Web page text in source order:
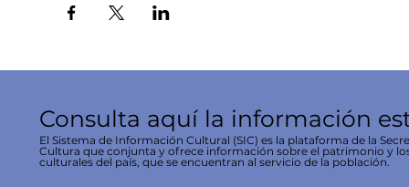
Consulta aquí la información
El Sistema de Información Cultural (SIC) es la plataforma de la
Cultura que conjunta y ofrece información sobre el patrimonio y
culturales del país, que se encuentran al servicio de la población.